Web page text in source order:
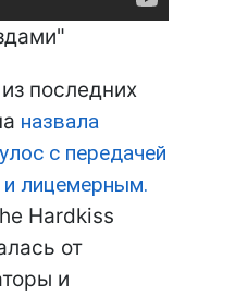
последних
назвала
с передачей
и лицемерным.
Hardkiss
от
и